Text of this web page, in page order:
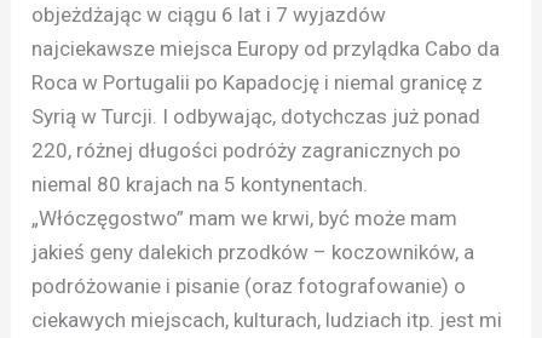
objeżdżając w ciągu 6 lat i 7 wyjazdów
najciekawsze miejsca Europy od przylądka Cabo da
Roca w Portugalii po Kapadocję i niemal granicę z
Syrią w Turcji. I odbywając, dotychczas już ponad
220, różnej długości podróży zagranicznych po
niemal 80 krajach na 5 kontynentach.
„Włóczęgostwo” mam we krwi, być może mam
jakieś geny dalekich przodków – koczowników, a
podróżowanie i pisanie (oraz fotografowanie) o
ciekawych miejscach, kulturach, ludziach itp. jest mi